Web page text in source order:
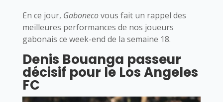
En ce jour, Gabonecovous fait un rappel des
meilleures performances de nos joueurs
gabonais ce week-end de la semaine 18.
Denis Bouanga passeur
décisif pour le Los Angeles
FC